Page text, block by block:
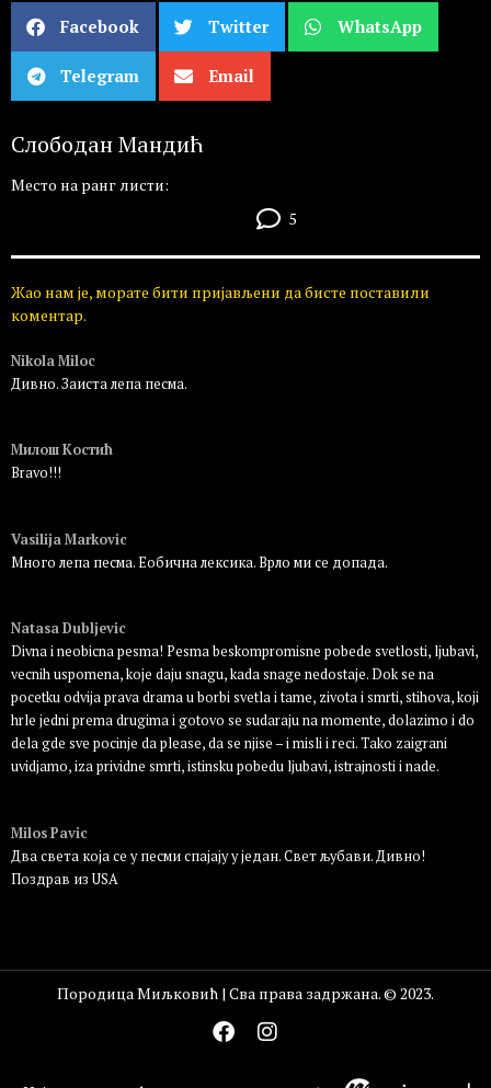
Facebook Twitter WhatsApp
Telegram Email
Слободан Мандић
Место на ранг листи:
5
Жао нам је, морате бити пријављени да бисте поставили
коментар.
Nikola Miloc
Дивно. Заиста лепа песма.
Милош Костић
Bravo!!!
Vasilija Markovic
Много лепа песма. Еобична лексика. Врло ми се допада.
Natasa Dubljevic
Divna i neobicna pesma! Pesma beskompromisne pobede svetlosti, ljubavi,
vecnih uspomena, koje daju snagu, kada snage nedostaje. Dok se na
pocetku odvija prava drama u borbi svetla i tame, zivota i smrti, stihova, koji
hrle jedni prema drugima i gotovo se sudaraju na momente, dolazimo i do
dela gde sve pocinje da please, da se njise – i misli i reci. Tako zaigrani
uvidjamo, iza prividne smrti, istinsku pobedu ljubavi, istrajnosti i nade.
Milos Pavic
Два света која се у песми спајају у један. Свет љубави. Дивно!
Поздрав из USA
Породица Миљковић | Сва права задржана. © 2023.